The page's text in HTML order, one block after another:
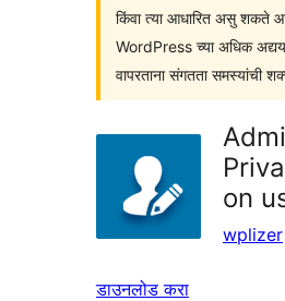
किंवा त्या आधारित असु शकते
WordPress च्या अधिक
वापरताना संगतता समस्यांची
on
wplizer
डाउनलोड करा